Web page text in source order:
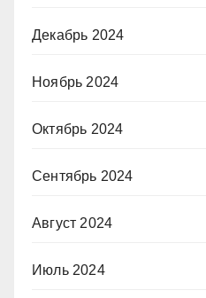
Декабрь 2024
Ноябрь 2024
Октябрь 2024
Сентябрь 2024
Август 2024
Июль 2024